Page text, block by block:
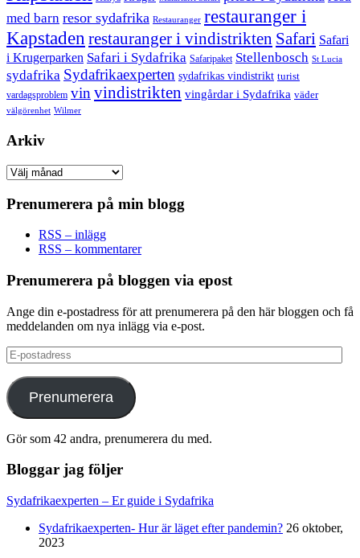
med barn resor sydafrika Restauranger restauranger i
Kapstaden restauranger i vindistrikten Safari Safari
i Krugerparken Safari i Sydafrika Safaripaket Stellenbosch St Lucia
sydafrika Sydafrikaexperten sydafrikas vindistrikt turist
vardagsproblem vinvindistrikten vingårdar i Sydafrika väder
välgörenhet Wilmer
Arkiv
Arkiv
Prenumerera på min blogg
RSS – inlägg
RSS – kommentarer
Prenumerera på bloggen via epost
Ange din e-postadress för att prenumerera på den här bloggen och få
meddelanden om nya inlägg via e-post.
E-
postadress
Prenumerera
Gör som 42 andra, prenumerera du med.
Bloggar jag följer
Sydafrikaexperten – Er guide i Sydafrika
Sydafrikaexperten- Hur är läget efter pandemin? 26 oktober,
2023